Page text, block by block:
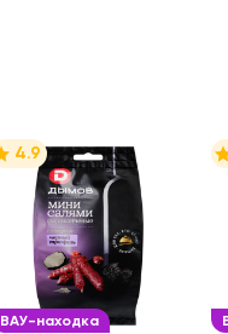
ВАУ-находка
4.9